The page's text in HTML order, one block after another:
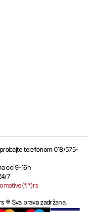
telefonom 018/575-
od 9-16h
7
® Sva prava zadržana.